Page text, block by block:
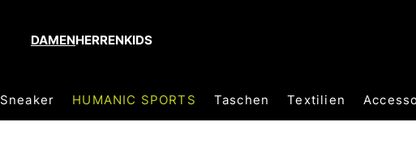
DAMENHERRENKIDS
Sneaker HUMANIC SPORTS Taschen Textilien